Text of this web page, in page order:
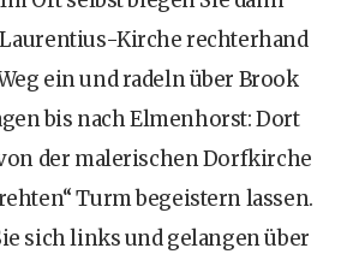
Kirche rechterhand
ein und radeln über Brook
bis nach Elmenhorst: Dort
der malerischen Dorfkirche
Turm begeistern lassen.
sich links und gelangen über